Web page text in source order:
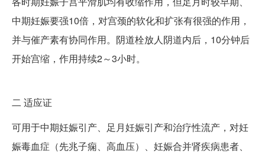
中期妊娠要强10倍，对宫颈的软化和扩张有很强的作用，
并与催产素有协同作用。阴道栓放人阴道内后，10分钟后
开始宫缩，作用持续2～3小时。
二 适应证
可用于中期妊娠引产、足月妊娠引产和治疗性流产，对妊
娠毒血症（先兆子痫、高血压）、妊娠合并肾疾病患者、